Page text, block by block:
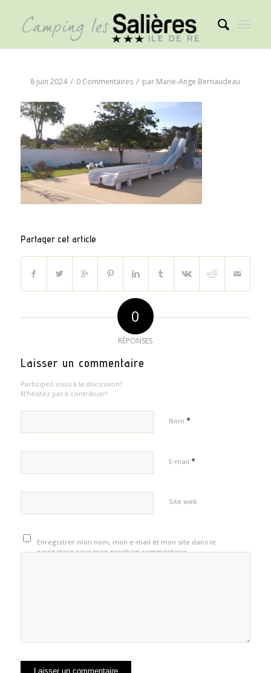
8 juin 2024 / 0 Commentaires / par Marie-Ange Bernaudeau
Partager cet article
0
RÉPONSES
Laisser un commentaire
Participez-vous à la discussion?
N'hésitez pas à contribuer!
Nom *
E-mail *
Site web
Enregistrer mon nom, mon e-mail et mon site dans le
navigateur pour mon prochain commentaire.